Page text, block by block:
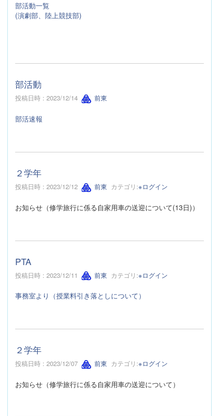
部活動一覧
(演劇部、陸上競技部)
部活動
投稿日時 : 2023/12/14 前東
部活速報
２学年
投稿日時 : 2023/12/12 前東 カテゴリ:※ログイン
お知らせ（修学旅行に係る自家用車の送迎について(13日)）
PTA
投稿日時 : 2023/12/11 前東 カテゴリ:※ログイン
事務室より（授業料引き落としについて）
２学年
投稿日時 : 2023/12/07 前東 カテゴリ:※ログイン
お知らせ（修学旅行に係る自家用車の送迎について）